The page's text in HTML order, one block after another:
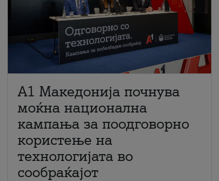
A1 Македонија почнува
моќна национална
кампања за поодговорно
користење на
технологијата во
сообраќајот